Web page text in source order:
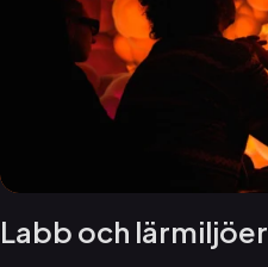
Labb och lärmiljöer